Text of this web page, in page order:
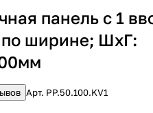
панель с 1
по ширине; ШхГ:
Арт. PP.50.100.KV1